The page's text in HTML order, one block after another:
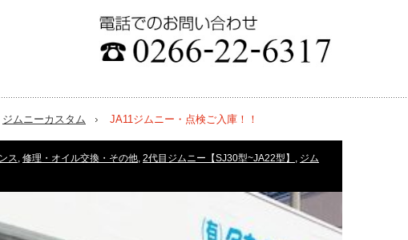
ジムニーカスタム JA11ジムニー・点検ご入庫！！
ス, 修理・オイル交換・その他, 2代目ジムニー【SJ30型~JA22型】 , ジム